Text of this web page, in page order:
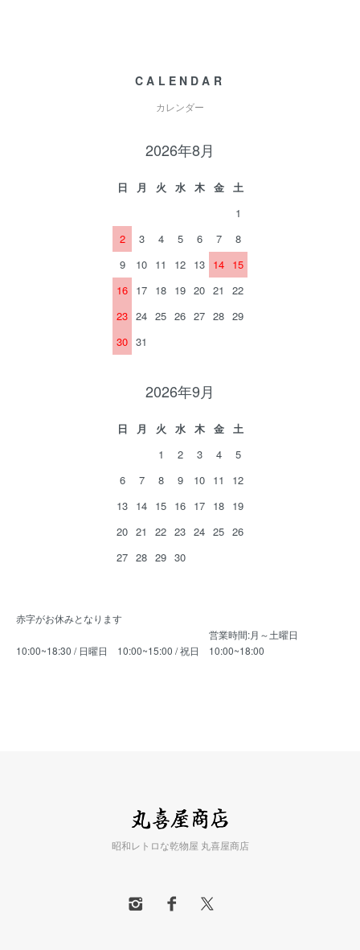
CALENDAR
カレンダー
2026年8月
日 月 火 水 木 金
土
1
2
3 4 5 6 7
8
9
10 11 12 13 14 15
16 17 18 19 20 21
22
23 24 25 26 27 28 29
30 31
2026年9月
日 月 火 水 木 金
土
1
2 3 4
5
6
7 8 9 10 11
12
13 14 15 16 17 18 19
20 21 22 23 24 25 26
27 28 29 30
赤字がお休みとなります
営業時間:月～土曜日
10:00~18:30 / 日曜日 10:00~15:00 / 祝日 10:00~18:00
昭和レトロな乾物屋 丸喜屋商店